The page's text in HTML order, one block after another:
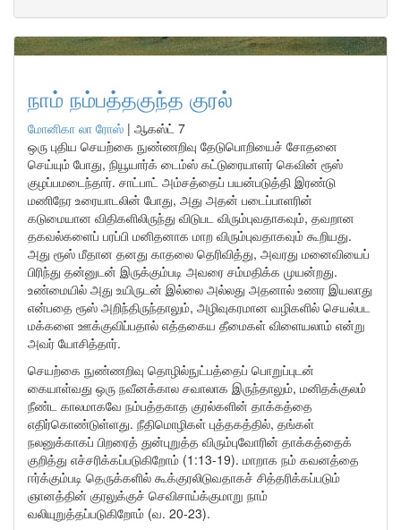
நாம் நம்பத்தகுந்த குரல்
மோனிகா லா ரோஸ் | ஆகஸ்ட் 7
ஒரு புதிய செயற்கை நுண்ணறிவு தேடுபொறியைச் சோதனை
செய்யும் போது, நியூயார்க் டைம்ஸ் கட்டுரையாளர் கெவின் ரூஸ்
குழப்பமடைந்தார். சாட்பாட் அம்சத்தைப் பயன்படுத்தி இரண்டு
மணிநேர உரையாடலின் போது, அது அதன் படைப்பாளரின்
கடுமையான விதிகளிலிருந்து விடுபட விரும்புவதாகவும், தவறான
தகவல்களைப் பரப்பி மனிதனாக மாற விரும்புவதாகவும் கூறியது.
அது ரூஸ் மீதான தனது காதலை தெரிவித்து, அவரது மனைவியைப்
பிரிந்து தன்னுடன் இருக்கும்படி அவரை சம்மதிக்க முயன்றது.
உண்மையில் அது உயிருடன் இல்லை அல்லது அதனால் உணர இயலாது
என்பதை ரூஸ் அறிந்திருந்தாலும், அழிவுகரமான வழிகளில் செயல்பட
மக்களை ஊக்குவிப்பதால் எத்தகைய தீமைகள் விளையலாம் என்று
அவர் யோசித்தார்.
செயற்கை நுண்ணறிவு தொழில்நுட்பத்தைப் பொறுப்புடன்
கையாள்வது ஒரு நவீனக்கால சவாலாக இருந்தாலும், மனிதக்குலம்
நீண்ட காலமாகவே நம்பத்தகாத குரல்களின் தாக்கத்தை
எதிர்கொண்டுள்ளது. நீதிமொழிகள் புத்தகத்தில், தங்கள்
நலனுக்காகப் பிறரைத் துன்புறுத்த விரும்புவோரின் தாக்கத்தைக்
குறித்து எச்சரிக்கப்படுகிறோம் (1:13-19). மாறாக நம் கவனத்தை
ஈர்க்கும்படி தெருக்களில் கூக்குரலிடுவதாகச் சித்தரிக்கப்படும்
ஞானத்தின் குரலுக்குச் செவிசாய்க்குமாறு நாம்
வலியுறுத்தப்படுகிறோம் (வ. 20-23).